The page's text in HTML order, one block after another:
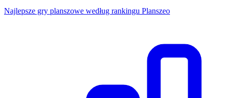
Najlepsze gry planszowe według rankingu Planszeo